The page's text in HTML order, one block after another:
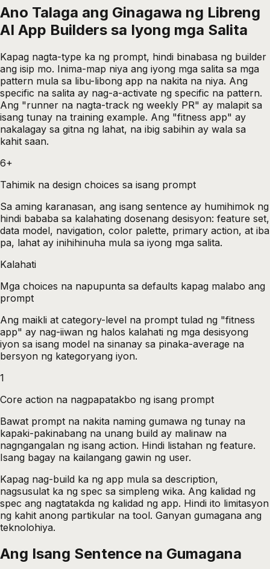
Ano Talaga ang Ginagawa ng Libreng
AI App Builders sa Iyong mga Salita
Kapag nagta-type ka ng prompt, hindi binabasa ng builder
ang isip mo. Inima-map niya ang iyong mga salita sa mga
pattern mula sa libu-libong app na nakita na niya. Ang
specific na salita ay nag-a-activate ng specific na pattern.
Ang "runner na nagta-track ng weekly PR" ay malapit sa
isang tunay na training example. Ang "fitness app" ay
nakalagay sa gitna ng lahat, na ibig sabihin ay wala sa
kahit saan.
6+
Tahimik na design choices sa isang prompt
Sa aming karanasan, ang isang sentence ay humihimok ng
hindi bababa sa kalahating dosenang desisyon: feature set,
data model, navigation, color palette, primary action, at iba
pa, lahat ay inihihinuha mula sa iyong mga salita.
Kalahati
Mga choices na napupunta sa defaults kapag malabo ang
prompt
Ang maikli at category-level na prompt tulad ng "fitness
app" ay nag-iiwan ng halos kalahati ng mga desisyong
iyon sa isang model na sinanay sa pinaka-average na
bersyon ng kategoryang iyon.
1
Core action na nagpapatakbo ng isang prompt
Bawat prompt na nakita naming gumawa ng tunay na
kapaki-pakinabang na unang build ay malinaw na
nagngangalan ng isang action. Hindi listahan ng feature.
Isang bagay na kailangang gawin ng user.
Kapag nag-build ka ng app mula sa description,
nagsusulat ka ng spec sa simpleng wika. Ang kalidad ng
spec ang nagtatakda ng kalidad ng app. Hindi ito limitasyon
ng kahit anong partikular na tool. Ganyan gumagana ang
teknolohiya.
Ang Isang Sentence na Gumagana